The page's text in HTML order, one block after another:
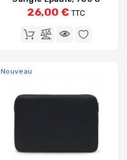
26,00 € TTC
Nouveau